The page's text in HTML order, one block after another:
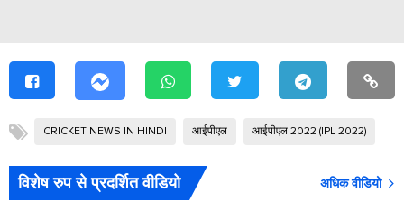
CRICKET NEWS IN HINDI आईपीएल आईपीएल 2022 (IPL 2022)
विशेष रुप से प्रदर्शित वीडियो अधिक वीडियो